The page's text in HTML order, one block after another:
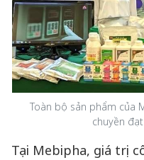
Toàn bộ sản phẩm của
chuyền
Tại Mebipha, giá trị